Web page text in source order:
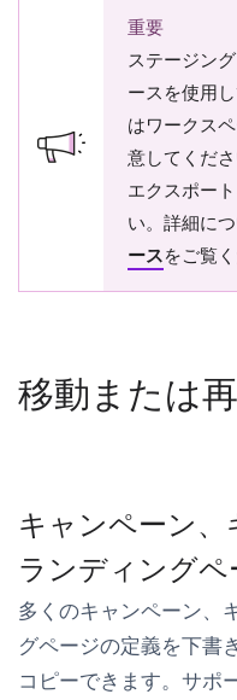
重要
ステージン
ースを使用し
はワークス
意してくだ
エクスポー
い。詳細につ
ースをご覧く
移動または
キャンペーン
ランディング
多くのキャンペーン、
グページの定義を下書
コピーできます。サポ